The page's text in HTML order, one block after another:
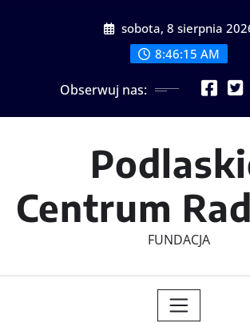
sobota, 8 sierpnia
8:46:16 AM
Obserwuj nas:
Centrum
FUNDACJA